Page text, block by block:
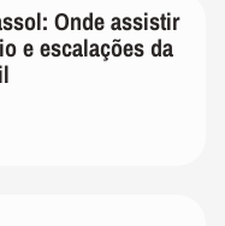
Onde assistir
e escalações da